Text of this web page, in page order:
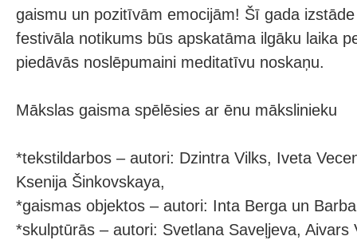
gaismu un pozitīvām emocijām! Šī gada
festivāla notikums būs apskatāma ilgāku laika
piedāvās noslēpumaini meditatīvu noskaņu.
Mākslas gaisma spēlēsies ar ēnu mākslinieku
*tekstildarbos – autori: Dzintra Vilks, Iveta
Ksenija Šinkovskaya,
*gaismas objektos – autori: Inta Berga un
*skulptūrās – autori: Svetlana Saveļjeva, Aivars